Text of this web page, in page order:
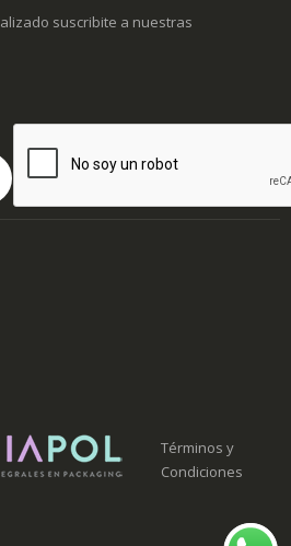
suscribite a nuestras
Términos y
Condiciones